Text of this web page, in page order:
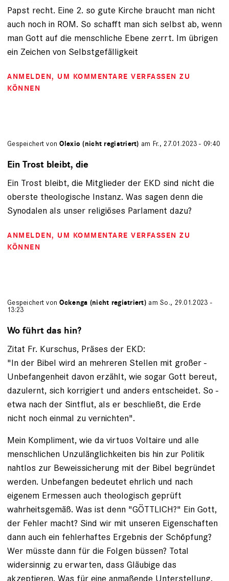
Papst recht. Eine 2. so gute Kirche braucht man nicht
auch noch in ROM. So schafft man sich selbst ab, wenn
man Gott auf die menschliche Ebene zerrt. Im übrigen
ein Zeichen von Selbstgefälligkeit
ANMELDEN, UM KOMMENTARE VERFASSEN ZU
KÖNNEN
Gespeichert vonOlexio (nicht registriert) am Fr., 27.01.2023 - 09:40
Ein Trost bleibt, die
Ein Trost bleibt, die Mitglieder der EKD sind nicht die
oberste theologische Instanz. Was sagen denn die
Synodalen als unser religiöses Parlament dazu?
ANMELDEN, UM KOMMENTARE VERFASSEN ZU
KÖNNEN
Gespeichert vonOckenga (nicht registriert) am So., 29.01.2023 -
13:23
Wo führt das hin?
Zitat Fr. Kurschus, Präses der EKD:
"In der Bibel wird an mehreren Stellen mit großer ­
Unbefangenheit davon erzählt, wie sogar Gott bereut,
dazulernt, sich korrigiert und anders entscheidet. So ­
etwa nach der Sintflut, als er beschließt, die Erde
nicht noch einmal zu vernichten".
Mein Kompliment, wie da virtuos Voltaire und alle
menschlichen Unzulänglichkeiten bis hin zur Politik
nahtlos zur Beweissicherung mit der Bibel begründet
werden. Unbefangen bedeutet ehrlich und nach
eigenem Ermessen auch theologisch geprüft
wahrheitsgemäß. Was ist denn "GÖTTLICH?" Ein Gott,
der Fehler macht? Sind wir mit unseren Eigenschaften
dann auch ein fehlerhaftes Ergebnis der Schöpfung?
Wer müsste dann für die Folgen büssen? Total
widersinnig zu erwarten, dass Gläubige das
akzeptieren. Was für eine anmaßende Unterstellung.